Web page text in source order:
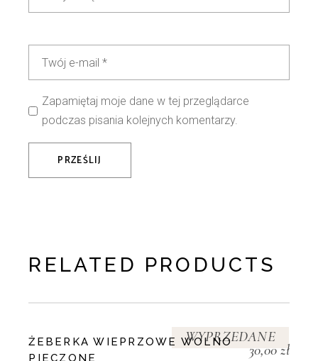
Zapamiętaj moje dane w tej przeglądarce
podczas pisania kolejnych komentarzy.
PRZEŚLIJ
RELATED PRODUCTS
WYPRZEDANE
ŻEBERKA WIEPRZOWE WOLNO
PIECZONE
30,00zł